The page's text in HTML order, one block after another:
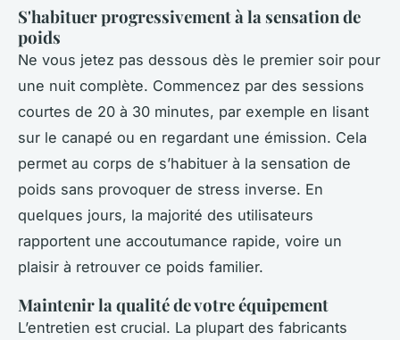
S'habituer progressivement à la sensation de
poids
Ne vous jetez pas dessous dès le premier soir pour
une nuit complète. Commencez par des sessions
courtes de 20 à 30 minutes, par exemple en lisant
sur le canapé ou en regardant une émission. Cela
permet au corps de s’habituer à la sensation de
poids sans provoquer de stress inverse. En
quelques jours, la majorité des utilisateurs
rapportent une accoutumance rapide, voire un
plaisir à retrouver ce poids familier.
Maintenir la qualité de votre équipement
L’entretien est crucial. La plupart des fabricants